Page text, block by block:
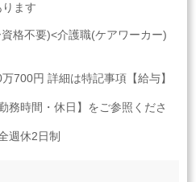
ます
格不要)<介護職(ケアワーカー)
700円 詳細は特記事項【給与】
務時間・休日】をご参照くださ
週休2日制